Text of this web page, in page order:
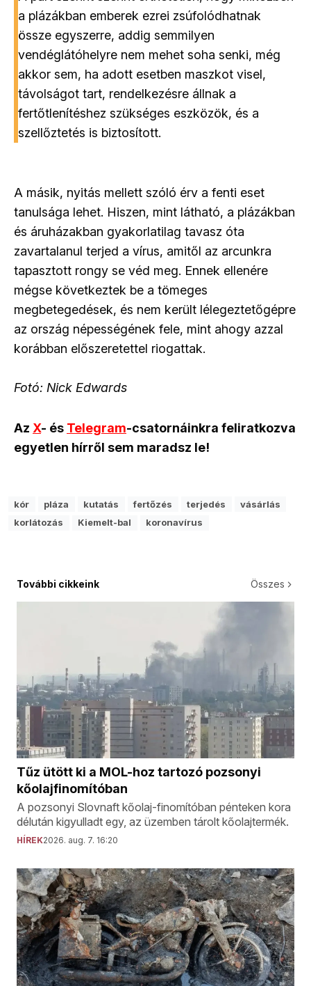
a plázákban emberek ezrei zsúfolódhatnak
össze egyszerre, addig semmilyen
vendéglátóhelyre nem mehet soha senki, még
akkor sem, ha adott esetben maszkot visel,
távolságot tart, rendelkezésre állnak a
fertőtlenítéshez szükséges eszközök, és a
szellőztetés is biztosított.
A másik, nyitás mellett szóló érv a fenti eset
tanulsága lehet. Hiszen, mint látható, a plázákban
és áruházakban gyakorlatilag tavasz óta
zavartalanul terjed a vírus, amitől az arcunkra
tapasztott rongy se véd meg. Ennek ellenére
mégse következtek be a tömeges
megbetegedések, és nem került lélegeztetőgépre
az ország népességének fele, mint ahogy azzal
korábban előszeretettel riogattak.
Fotó: Nick Edwards
Az X- és Telegram-csatornáinkra feliratkozva
egyetlen hírről sem maradsz le!
kór pláza kutatás fertőzés terjedés
vásárlás
korlátozás
Kiemelt-bal koronavírus
További cikkeink Összes
Tűz ütött ki a MOL-hoz tartozó pozsonyi
kőolajfinomítóban
A pozsonyi Slovnaft kőolaj-finomítóban pénteken kora
délután kigyulladt egy, az üzemben tárolt kőolajtermék.
HÍREK2026. aug. 7. 16:20